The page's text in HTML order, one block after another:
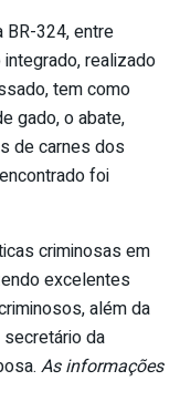
324, entre
integrado, realizado
tem como
gado, o abate,
de carnes dos
foi
criminosas em
excelentes
além da
da
As informações